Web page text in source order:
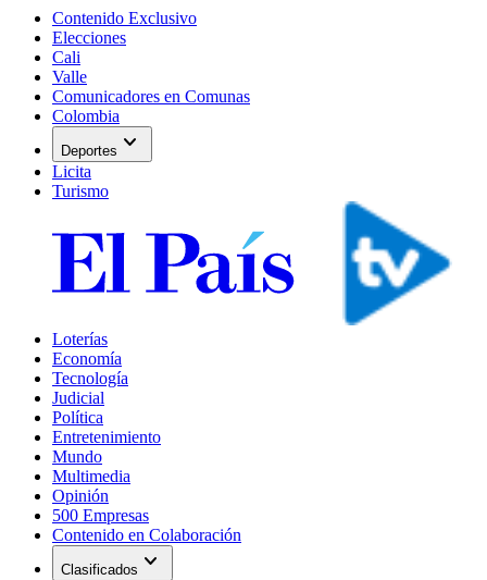
Contenido Exclusivo
Elecciones
Cali
Valle
Comunicadores en Comunas
Colombia
Deportes expand_more
Licita
Turismo
Loterías
Economía
Tecnología
Judicial
Política
Entretenimiento
Mundo
Multimedia
Opinión
500 Empresas
Contenido en Colaboración
Clasificados expand_more